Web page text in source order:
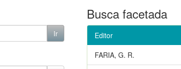
Busca facetada
Editor
FARIA, G. R.